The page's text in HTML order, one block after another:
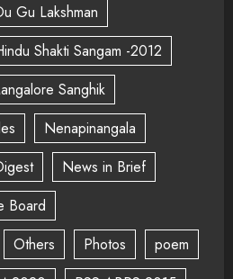
Gu Lakshman
Shakti Sangam -2012
Sanghik
Nenapinangala
News in Brief
Board
Others Photos
poem